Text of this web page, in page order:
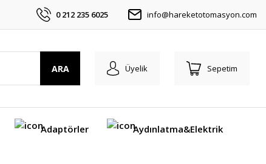
0 212 235 6025 info@hareketotomasyon.com
ARA Üyelik Sepetim
Adaptörler Aydınlatma&Elektrik